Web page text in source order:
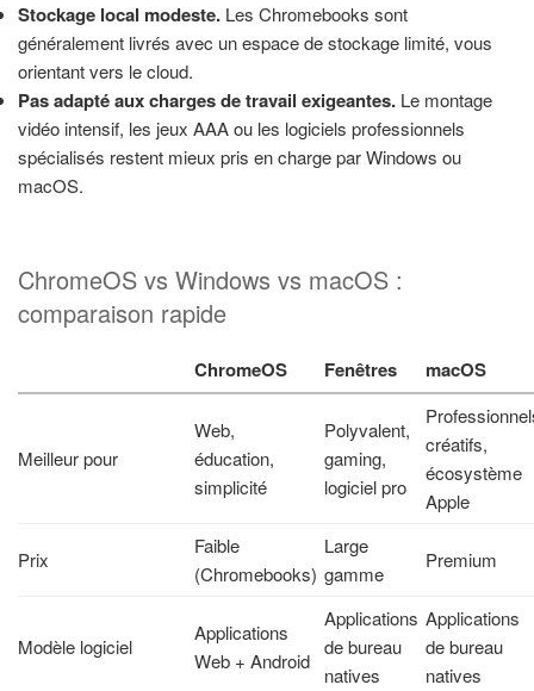
Stockage local modeste. Les Chromebooks sont
généralement livrés avec un espace de stockage limité, vous
orientant vers le cloud.
Pas adapté aux charges de travail exigeantes. Le montage
vidéo intensif, les jeux AAA ou les logiciels professionnels
spécialisés restent mieux pris en charge par Windows ou
macOS.
ChromeOS vs Windows vs macOS :
comparaison rapide
ChromeOS Fenêtres macOS
Meilleur pour
Web,
éducation,
simplicité
Polyvalent,
gaming,
logiciel pro
créatifs,
écosystème
Apple
Prix
Faible
(Chromebooks)
Large
gamme
Premium
Modèle logiciel
Applications
Web + Android
Applications
de bureau
natives
Applications
de bureau
natives